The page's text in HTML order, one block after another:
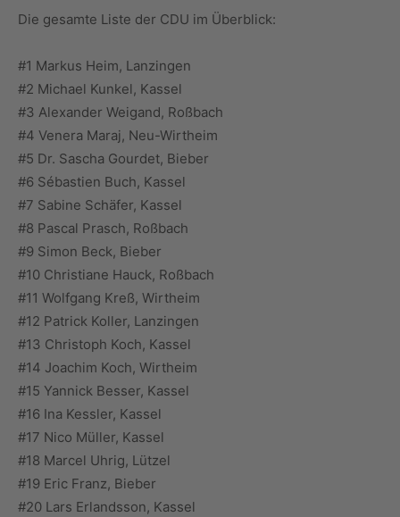
Die gesamte Liste der CDU im Überblick:
#1 Markus Heim, Lanzingen
#2 Michael Kunkel, Kassel
#3 Alexander Weigand, Roßbach
#4 Venera Maraj, Neu-Wirtheim
#5 Dr. Sascha Gourdet, Bieber
#6 Sébastien Buch, Kassel
#7 Sabine Schäfer, Kassel
#8 Pascal Prasch, Roßbach
#9 Simon Beck, Bieber
#10 Christiane Hauck, Roßbach
#11 Wolfgang Kreß, Wirtheim
#12 Patrick Koller, Lanzingen
#13 Christoph Koch, Kassel
#14 Joachim Koch, Wirtheim
#15 Yannick Besser, Kassel
#16 Ina Kessler, Kassel
#17 Nico Müller, Kassel
#18 Marcel Uhrig, Lützel
#19 Eric Franz, Bieber
#20 Lars Erlandsson, Kassel